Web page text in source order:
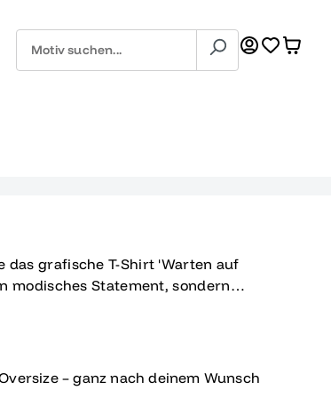
das grafische T-Shirt 'Warten auf
modisches Statement, sondern
all die Jahre harter Arbeit bis zum
perfekt Humor und Nostalgie, was
Blicke auf der nächsten
deinen alten Klassenkameraden
– ganz nach deinem Wunsch